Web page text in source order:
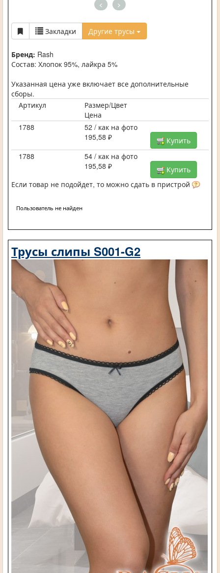
< >
Закладки Другие трусы
Бренд: Rash
Состав: Хлопок 95%, лайкра 5%
Указанная цена уже включает все дополнительные
сборы.
Артикул
Размер/Цвет
Цена
1788
52 / как на фото
195,58 ₽
Купить
1788
54 / как на фото
195,58 ₽
Купить
Если товар не подойдет, то можно сдать в пристрой
Пользователь не найден
Трусы слипы S001-G2